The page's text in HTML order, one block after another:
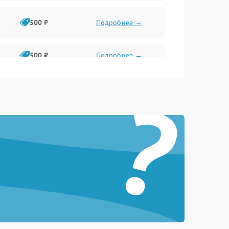
500 ₽ Подробнее →
500 ₽ Подробнее →
1000 ₽
Подробнее →
?